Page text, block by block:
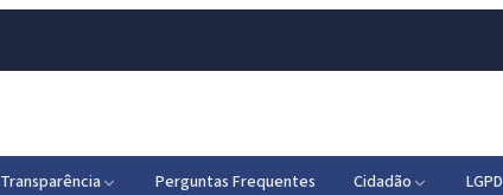
Transparência Perguntas Frequentes Cidadão LGPD